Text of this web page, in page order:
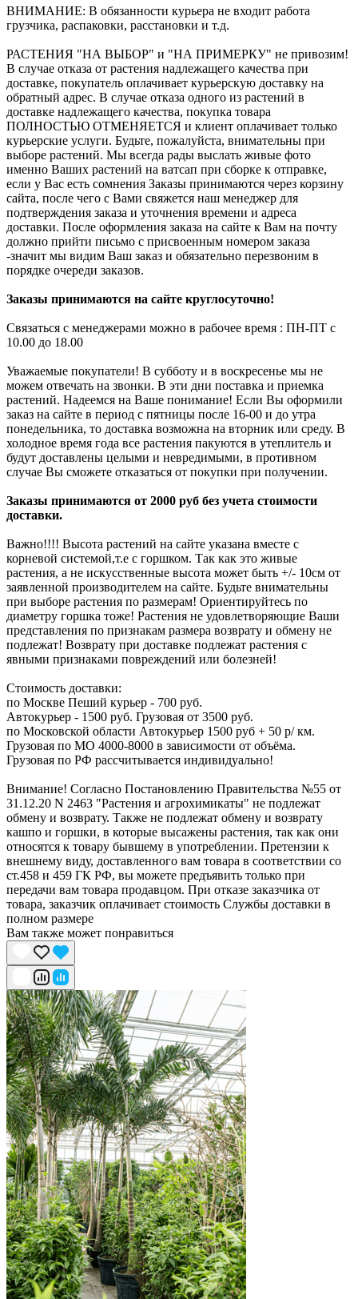
ВНИМАНИЕ: В обязанности курьера не входит работа
грузчика, распаковки, расстановки и т.д.
РАСТЕНИЯ "НА ВЫБОР" и "НА ПРИМЕРКУ" не привозим!
В случае отказа от растения надлежащего качества при
доставке, покупатель оплачивает курьерскую доставку на
обратный адрес. В случае отказа одного из растений в
доставке надлежащего качества, покупка товара
ПОЛНОСТЬЮ ОТМЕНЯЕТСЯ и клиент оплачивает только
курьерские услуги. Будьте, пожалуйста, внимательны при
выборе растений. Мы всегда рады выслать живые фото
именно Ваших растений на ватсап при сборке к отправке,
если у Вас есть сомнения Заказы принимаются через корзину
сайта, после чего с Вами свяжется наш менеджер для
подтверждения заказа и уточнения времени и адреса
доставки. После оформления заказа на сайте к Вам на почту
должно прийти письмо с присвоенным номером заказа
-значит мы видим Ваш заказ и обязательно перезвоним в
порядке очереди заказов.
Заказы принимаются на сайте круглосуточно!
Связаться с менеджерами можно в рабочее время : ПН-ПТ с
10.00 до 18.00
Уважаемые покупатели! В субботу и в воскресенье мы не
можем отвечать на звонки. В эти дни поставка и приемка
растений. Надеемся на Ваше понимание! Если Вы оформили
заказ на сайте в период с пятницы после 16-00 и до утра
понедельника, то доставка возможна на вторник или среду. В
холодное время года все растения пакуются в утеплитель и
будут доставлены целыми и невредимыми, в противном
случае Вы сможете отказаться от покупки при получении.
Заказы принимаются от 2000 руб без учета стоимости
доставки.
Важно!!!! Высота растений на сайте указана вместе с
корневой системой,т.е с горшком. Так как это живые
растения, а не искусственные высота может быть +/- 10см от
заявленной производителем на сайте. Будьте внимательны
при выборе растения по размерам! Ориентируйтесь по
диаметру горшка тоже! Растения не удовлетворяющие Ваши
представления по признакам размера возврату и обмену не
подлежат! Возврату при доставке подлежат растения с
явными признаками повреждений или болезней!
Стоимость доставки:
по Москве Пеший курьер - 700 руб.
Автокурьер - 1500 руб. Грузовая от 3500 руб.
по Московской области Автокурьер 1500 руб + 50 р/ км.
Грузовая по МО 4000-8000 в зависимости от объёма.
Грузовая по РФ рассчитывается индивидуально!
Внимание! Согласно Постановлению Правительства №55 от
31.12.20 N 2463 "Растения и агрохимикаты" не подлежат
обмену и возврату. Также не подлежат обмену и возврату
кашпо и горшки, в которые высажены растения, так как они
относятся к товару бывшему в употреблении. Претензии к
внешнему виду, доставленного вам товара в соответствии со
ст.458 и 459 ГК РФ, вы можете предъявить только при
передачи вам товара продавцом. При отказе заказчика от
товара, заказчик оплачивает стоимость Службы доставки в
полном размере
Вам также может понравиться